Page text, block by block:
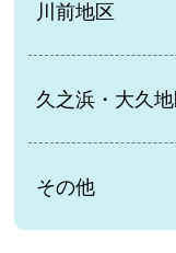
川前地区
久之浜・大久地
その他